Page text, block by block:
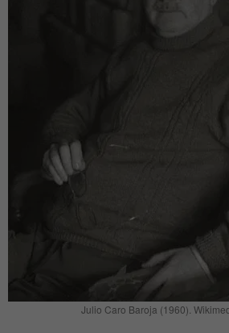
Julio Caro Baroja (1960).